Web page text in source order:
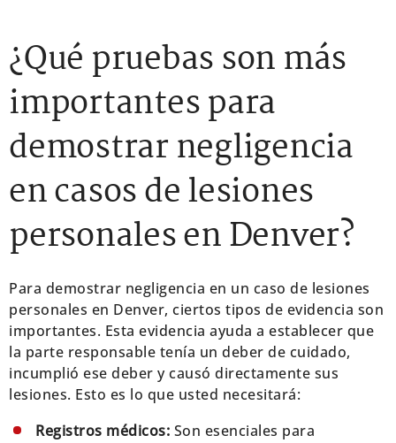
¿Qué pruebas son más
importantes para
demostrar negligencia
en casos de lesiones
personales en Denver?
Para demostrar negligencia en un caso de lesiones
personales en Denver, ciertos tipos de evidencia son
importantes. Esta evidencia ayuda a establecer que
la parte responsable tenía un deber de cuidado,
incumplió ese deber y causó directamente sus
lesiones. Esto es lo que usted necesitará:
Registros médicos: Son esenciales para